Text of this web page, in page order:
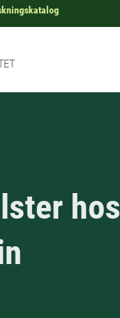
hos